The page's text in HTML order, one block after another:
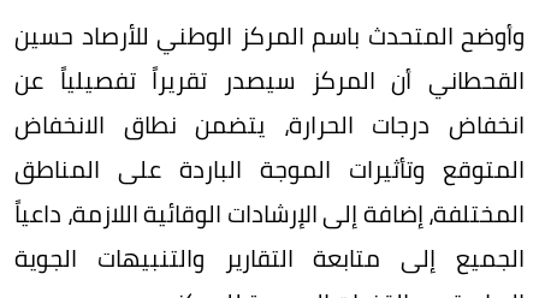
وأوضح المتحدث باسم المركز الوطني للأرصاد حسين
القحطاني أن المركز سيصدر تقريراً تفصيلياً عن
انخفاض درجات الحرارة، يتضمن نطاق الانخفاض
المتوقع وتأثيرات الموجة الباردة على المناطق
المختلفة، إضافة إلى الإرشادات الوقائية اللازمة، داعياً
الجميع إلى متابعة التقارير والتنبيهات الجوية